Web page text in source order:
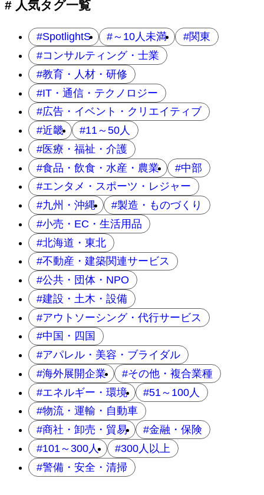
# 人気タグ一覧
SpotlightS ～10人未満
関東
コンサルティング・士業
教育・人材・研修
IT・通信・テクノロジー
広告・イベント・クリエイティブ
近畿
11～50人
医療・福祉・介護
食品・飲食・水産・農業
中部
エンタメ・スポーツ・レジャー
九州・沖縄
製造・ものづくり
小売・EC・生活用品
北海道・東北
不動産・建築関連サービス
公共・団体・NPO
建設・土木・設備
アウトソーシング・代行サービス
中国・四国
アパレル・美容・ブライダル
海外展開企業
その他・複合業種
エネルギー・環境
51～100人
物流・運輸・自動車
商社・卸売・貿易
金融・保険
101～300人
300人以上
警備・安全・清掃